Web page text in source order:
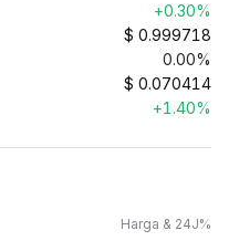
+0.30%
$ 0.999718
0.00%
$ 0.070414
+1.40%
Harga & 24J%